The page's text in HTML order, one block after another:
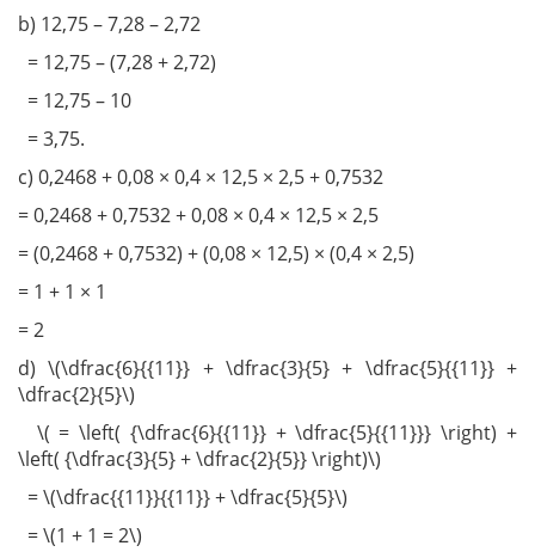
b) 12,75 – 7,28 – 2,72
= 12,75 – (7,28 + 2,72)
= 12,75 – 10
= 3,75.
c) 0,2468 + 0,08 × 0,4 × 12,5 × 2,5 + 0,7532
= 0,2468 + 0,7532 + 0,08 × 0,4 × 12,5 × 2,5
= (0,2468 + 0,7532) + (0,08 × 12,5) × (0,4 × 2,5)
= 1 + 1 × 1
= 2
d) \(\dfrac{6}{{11}} + \dfrac{3}{5} + \dfrac{5}{{11}} +
\dfrac{2}{5}\)
\( = \left( {\dfrac{6}{{11}} + \dfrac{5}{{11}}} \right) +
\left( {\dfrac{3}{5} + \dfrac{2}{5}} \right)\)
= \(\dfrac{{11}}{{11}} + \dfrac{5}{5}\)
= \(1 + 1 = 2\)